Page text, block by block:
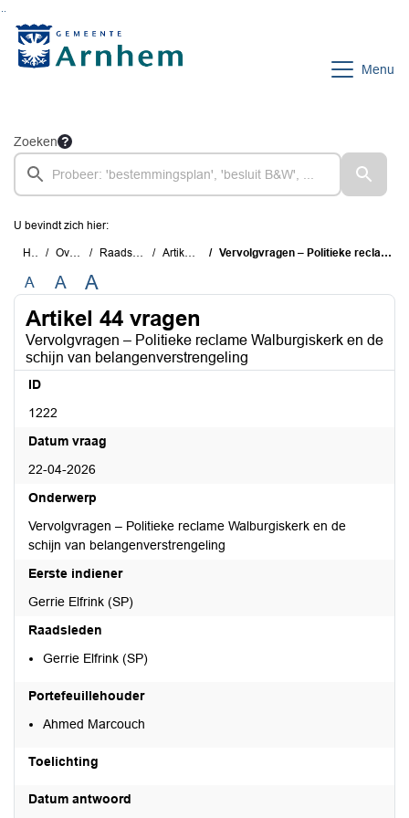
Menu
Zoeken
U bevindt zich hier:
Home Overzichten Raadsinstrumenten Artikel 44 vragen Vervolgvragen – Politieke reclame Walburgiskerk en de schijn van belangenverstrengeling
A A A
Artikel 44 vragen
Vervolgvragen – Politieke reclame Walburgiskerk en de
schijn van belangenverstrengeling
ID
1222
Datum vraag
22-04-2026
Onderwerp
Vervolgvragen – Politieke reclame Walburgiskerk en de
schijn van belangenverstrengeling
Eerste indiener
Gerrie Elfrink (SP)
Raadsleden
Gerrie Elfrink (SP)
Portefeuillehouder
Ahmed Marcouch
Toelichting
Datum antwoord